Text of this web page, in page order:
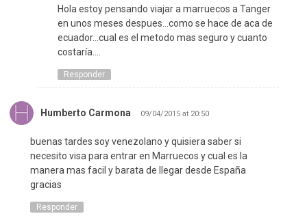
Hola estoy pensando viajar a marruecos a Tanger
en unos meses despues…como se hace de aca de
ecuador…cual es el metodo mas seguro y cuanto
costaría….
Responder
Humberto Carmona 09/04/2015 at 20:50
buenas tardes soy venezolano y quisiera saber si
necesito visa para entrar en Marruecos y cual es la
manera mas facil y barata de llegar desde España
gracias
Responder